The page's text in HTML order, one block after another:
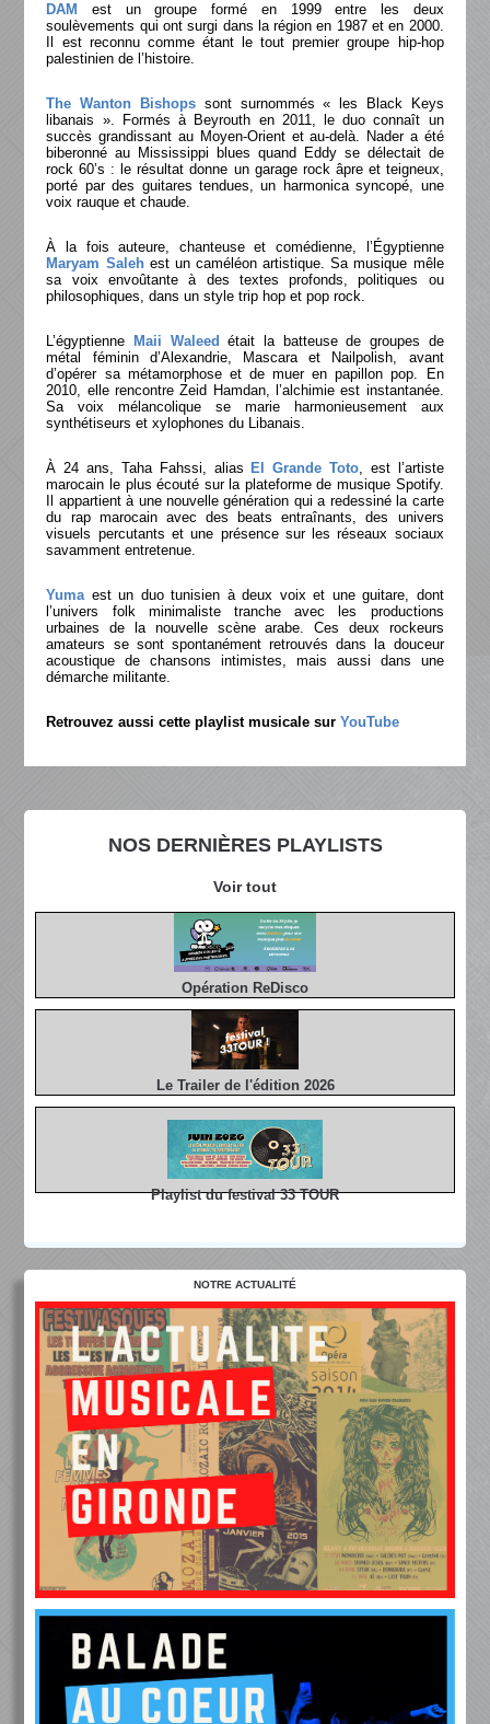
NOS DERNIÈRES PLAYLISTS
Voir tout
Opération ReDisco
Le Trailer de l'édition 2026
Playlist du festival 33 TOUR
DAM
est un groupe formé en 1999 entre les deux
soulèvements qui ont surgi dans la région en 1987 et en 2000.
Il est reconnu comme étant le tout premier groupe hip-hop
palestinien de l’histoire.
The Wanton Bishopssont surnommés « les Black Keys
libanais ». Formés à Beyrouth en 2011, le duo connaît un
succès grandissant au Moyen-Orient et au-delà. Nader a été
biberonné au Mississippi blues quand Eddy se délectait de
rock 60’s : le résultat donne un garage rock âpre et teigneux,
porté par des guitares tendues, un harmonica syncopé, une
voix rauque et chaude.
À la fois auteure, chanteuse et comédienne, l’Égyptienne
Maryam Saleh est un caméléon artistique. Sa musique mêle
sa voix envoûtante à des textes profonds, politiques ou
philosophiques, dans un style trip hop et pop rock.
L’égyptienne Maii Waleed était la batteuse de groupes de
métal féminin d’Alexandrie, Mascara et Nailpolish, avant
d’opérer sa métamorphose et de muer en papillon pop. En
2010, elle rencontre Zeid Hamdan, l’alchimie est instantanée.
Sa voix mélancolique se marie harmonieusement aux
synthétiseurs et xylophones du Libanais.
À 24 ans, Taha Fahssi, alias El Grande Toto, est l’artiste
marocain le plus écouté sur la plateforme de musique Spotify.
Il appartient à une nouvelle génération qui a redessiné la carte
du rap marocain avec des beats entraînants, des univers
visuels percutants et une présence sur les réseaux sociaux
savamment entretenue.
Yumaest un duo tunisien à deux voix et une guitare, dont
l’univers folk minimaliste tranche avec les productions
urbaines de la nouvelle scène arabe. Ces deux rockeurs
amateurs se sont spontanément retrouvés dans la douceur
acoustique de chansons intimistes, mais aussi dans une
démarche militante.
Retrouvez aussi cette playlist musicale sur YouTube
NOTRE ACTUALITÉ